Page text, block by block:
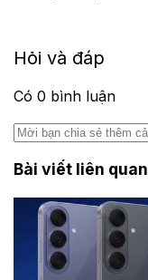
Hỏi và đáp
Có 0 bình luận
Bài viết liên quan